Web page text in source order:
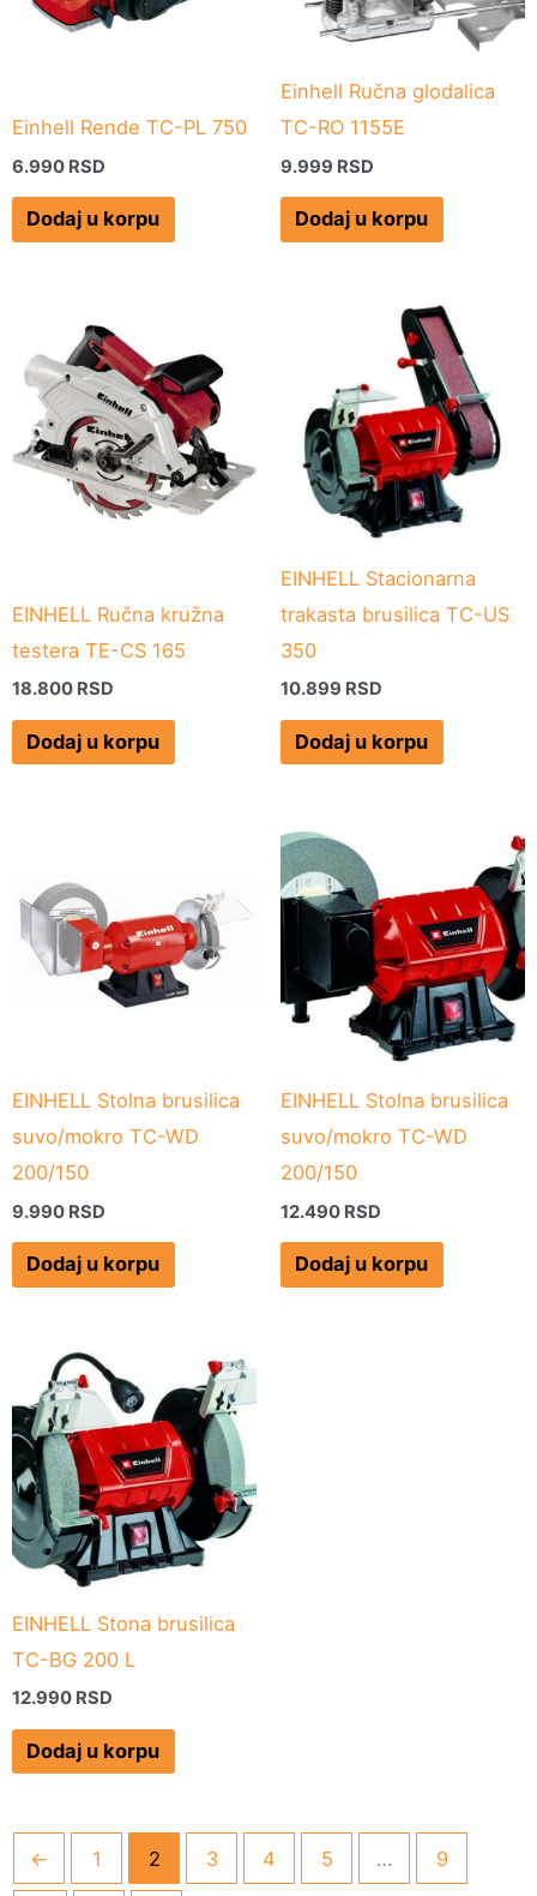
Einhell Rende TC-PL 750
6.990 RSD
Dodaj u korpu
Einhell Ručna glodalica
TC-RO 1155E
9.999 RSD
Dodaj u korpu
EINHELL Ručna kružna
testera TE-CS 165
18.800 RSD
Dodaj u korpu
EINHELL Stacionarna
trakasta brusilica TC-US
350
10.899 RSD
Dodaj u korpu
EINHELL Stolna brusilica
suvo/mokro TC-WD
200/150
9.990 RSD
Dodaj u korpu
EINHELL Stolna brusilica
suvo/mokro TC-WD
200/150
12.490 RSD
Dodaj u korpu
EINHELL Stona brusilica
TC-BG 200 L
12.990 RSD
Dodaj u korpu
← 1 2 3 4 5 … 9